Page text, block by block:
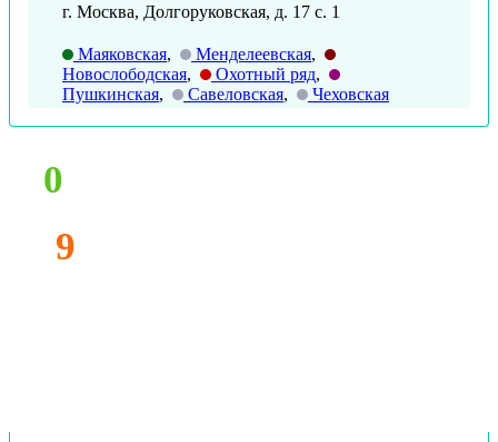
г. Москва, Долгоруковская, д. 17 с. 1
Маяковская, Менделеевская,
Новослободская, Охотный ряд,
Пушкинская, Савеловская, Чеховская
0
9